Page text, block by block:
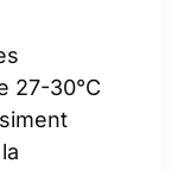
27-30°C